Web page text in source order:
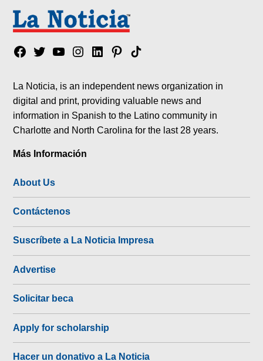
Facebook
TwitterYouTubeInstagram
LinkedinPinterest
Tik
La Noticia, is an independent news organization in
digital and print, providing valuable news and
information in Spanish to the Latino community in
Charlotte and North Carolina for the last 28 years.
Más Información
About Us
Contáctenos
Suscríbete a La Noticia Impresa
Advertise
Solicitar beca
Apply for scholarship
Hacer un donativo a La Noticia